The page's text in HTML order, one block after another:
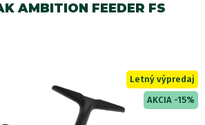
AMBITION FEEDER FS
Letný výpredaj
AKCIA -15%